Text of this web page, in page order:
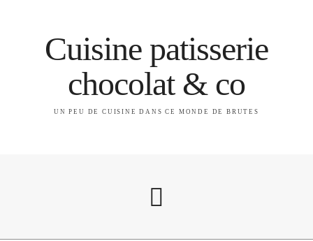
Cuisine patisserie
chocolat & co
UN PEU DE CUISINE DANS CE MONDE DE BRUTES